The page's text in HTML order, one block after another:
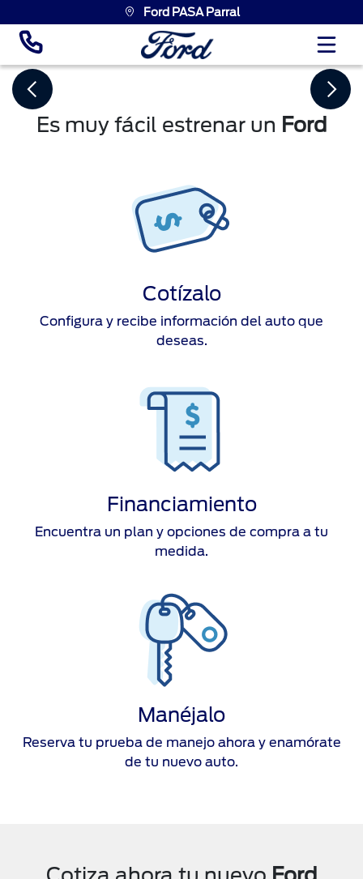
Ford PASA Parral
Es muy fácil estrenar un Ford
Cotízalo
Configura y recibe información del auto que
deseas.
Financiamiento
Encuentra un plan y opciones de compra a tu
medida.
Manéjalo
Reserva tu prueba de manejo ahora y enamórate
de tu nuevo auto.